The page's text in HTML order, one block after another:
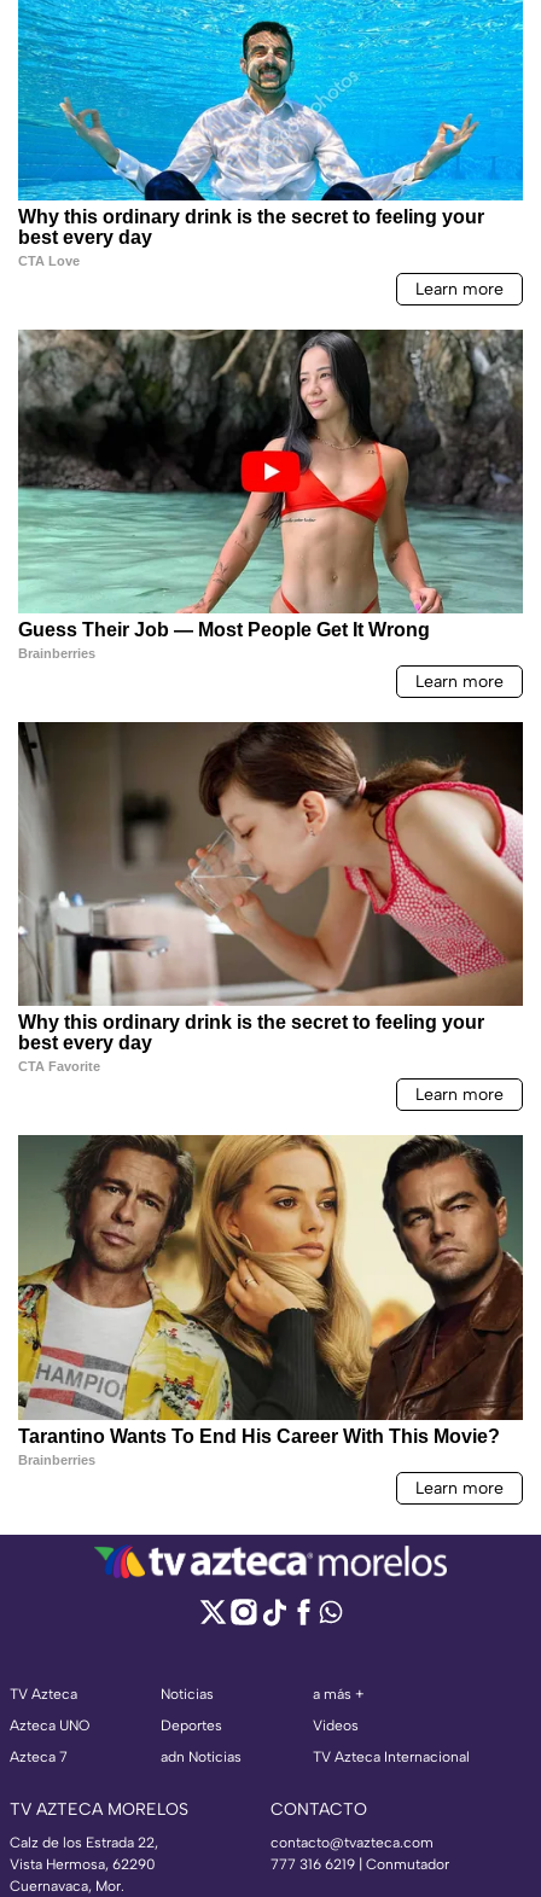
TV Azteca
Azteca UNO
Azteca 7
Noticias
Deportes
adn Noticias
a más +
Videos
TV Azteca Internacional
TV AZTECA MORELOS
Calz de los Estrada 22,
Vista Hermosa, 62290
Cuernavaca, Mor.
CONTACTO
contacto@tvazteca.com
777 316 6219 | Conmutador